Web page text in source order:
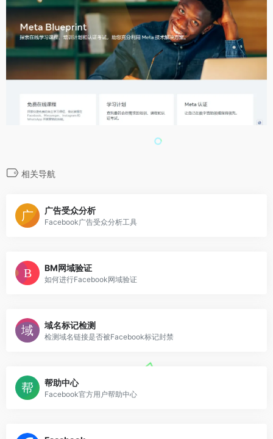
相关导航
广告受众分析
Facebook广告受众分析工具
BM网域验证
如何进行Facebook网域验证
域名标记检测
检测域名链接是否被Facebook标记封禁
帮助中心
Facebook官方用户帮助中心